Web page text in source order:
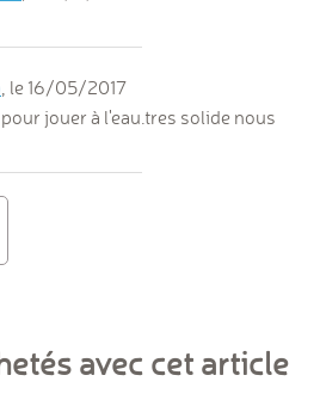
, le 16/05/2017
jouer à l'eau.tres solide nous
avec cet article